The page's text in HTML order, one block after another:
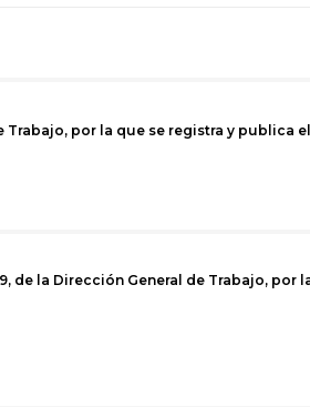
por la que se registra y publica
de la Dirección General de Trabajo,